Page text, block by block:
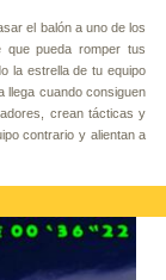
el balón a uno de los
que pueda romper tus
la estrella de tu equipo
llega cuando consiguen
crean tácticas y
contrario y alientan a